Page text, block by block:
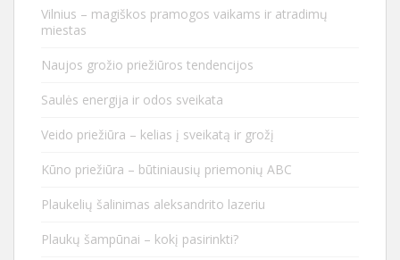
Vilnius – magiškos pramogos vaikams ir atradimų
miestas
Naujos grožio priežiūros tendencijos
Saulės energija ir odos sveikata
Veido priežiūra – kelias į sveikatą ir grožį
Kūno priežiūra – būtiniausių priemonių ABC
Plaukelių šalinimas aleksandrito lazeriu
Plaukų šampūnai – kokį pasirinkti?